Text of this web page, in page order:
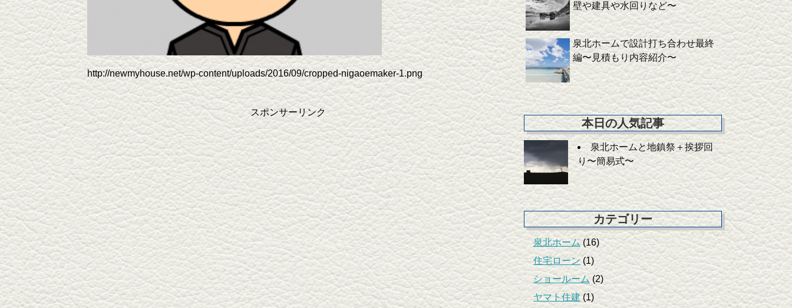
http://newmyhouse.net/wp-content/uploads/2016/09/cropped-nigaoemaker-1.png
スポンサーリンク
壁や建具や水回りなど〜
泉北ホームで設計打ち合わせ最終
編〜見積もり内容紹介〜
本日の人気記事
泉北ホームと地鎮祭＋挨拶回
り〜簡易式〜
カテゴリー
泉北ホーム (16)
住宅ローン(1)
ショールーム (2)
ヤマト住建(1)